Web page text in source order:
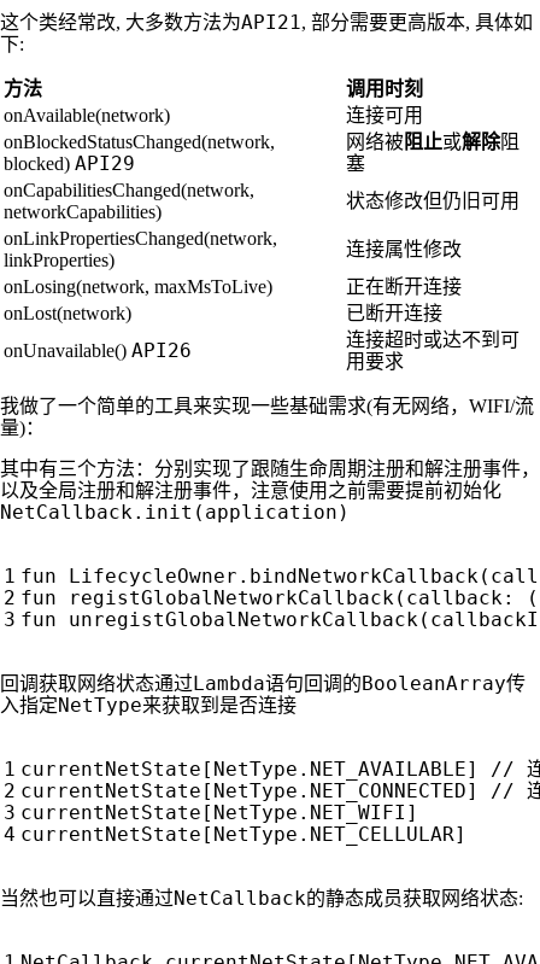
这个类经常改, 大多数方法为API21 , 部分需要更高版本, 具体如
下:
方法
调用时刻
onAvailable(network)
连接可用
onBlockedStatusChanged(network,
blocked) API29
网络被阻止或解除阻
塞
onCapabilitiesChanged(network,
networkCapabilities)
状态修改但仍旧可用
onLinkPropertiesChanged(network,
linkProperties)
连接属性修改
onLosing(network, maxMsToLive) 正在断开连接
onLost(network)
已断开连接
onUnavailable() API26 连接超时或达不到可
用要求
我做了一个简单的工具来实现一些基础需求(有无网络，WIFI/流
量)：
其中有三个方法：分别实现了跟随生命周期注册和解注册事件，
以及全局注册和解注册事件，注意使用之前需要提前初始化
NetCallback.init(application)
fun LifecycleOwner . bindNetworkCallback (
fun
registGlobalNetworkCallback ( callback : (
fun
unregistGlobalNetworkCallback (
回调获取网络状态通过Lambda语句回调的BooleanArray传
入指定NetType来获取到是否连接
currentNetState [ NetType . NET_AVAILABLE]
currentNetState [ NetType . NET_CONNECTED]
currentNetState [ NetType . NET_WIFI ]
currentNetState [ NetType . NET_CELLULAR]
当然也可以直接通过NetCallback的静态成员获取网络状态: